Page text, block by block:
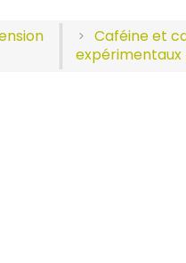
Caféine et
expérimentaux